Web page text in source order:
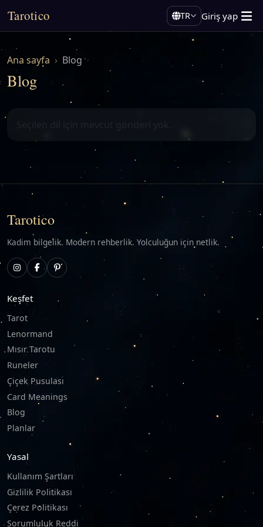
Tarotico TR Giriş yap
Ana sayfa Blog
Blog
Tarotico
Kadim bilgelik. Modern rehberlik. Yolculuğun için netlik.
Keşfet
Tarot
Lenormand
Mısır Tarotu
Runeler
Çiçek Pusulası
Card Meanings
Blog
Planlar
Yasal
Kullanım Şartları
Gizlilik Politikası
Çerez Politikası
Sorumluluk Reddi